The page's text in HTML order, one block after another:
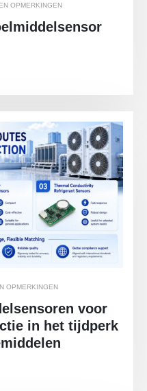
OPMERKINGEN
OPMERKINGEN
voor
in het tijdperk